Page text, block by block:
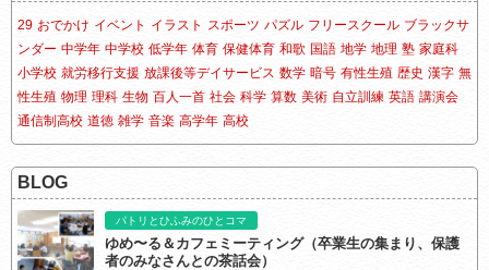
29 おでかけ イベント イラスト スポーツ パズル フリースクール ブラックサ
ンダー 中学年 中学校 低学年 体育 保健体育 和歌 国語 地学 地理 塾 家庭科
小学校 就労移行支援 放課後等デイサービス 数学 暗号 有性生殖 歴史 漢字 無
性生殖 物理 理科 生物 百人一首 社会 科学 算数 美術 自立訓練 英語 講演会
通信制高校 道徳 雑学 音楽 高学年 高校
BLOG
パトリとひふみのひとコマ
ゆめ〜る＆カフェミーティング（卒業生の集まり、保護
者のみなさんとの茶話会）